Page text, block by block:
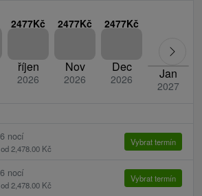
půjčování holí na Nordic
zľavy 14 = 12, 21 = 18 - při
21-denního léčebného pobytu
dny zdarma.
let 5 % sleva z ceny pobytu.
bez nároku na lůžko a stravu
2477Kč
říjen
2026
2477Kč
Nov
2026
2477Kč
Dec
2026 Jan
2027
6 nocí
od 2,478.00 Kč
Vybrat termín
6 nocí
od 2,478.00 Kč
Vybrat termín